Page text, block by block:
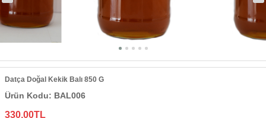
Datça Doğal Kekik Balı 850 G
Ürün Kodu: BAL006
330,00TL